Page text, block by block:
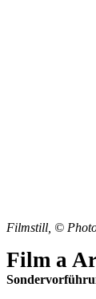
Filmstill, ©
Film a